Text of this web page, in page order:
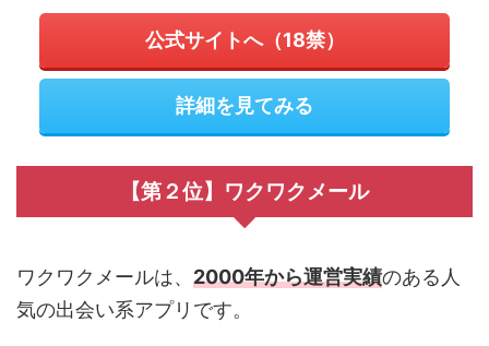
公式サイトへ（18禁）
詳細を見てみる
【第２位】ワクワクメール
ワクワクメールは、 2000年から運営実績のある人
気の出会い系アプリです。